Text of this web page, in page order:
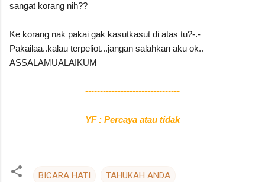
sangat korang nih??
Ke korang nak pakai gak kasutkasut di atas tu?-.-
Pakailaa..kalau terpeliot...jangan salahkan aku ok..
ASSALAMUALAIKUM
--------------------------------
YF : Percaya atau tidak
BICARA HATI TAHUKAH ANDA